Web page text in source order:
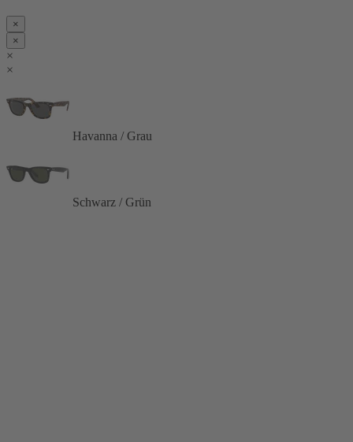
×
×
×
×
Havanna / Grau
Schwarz / Grün